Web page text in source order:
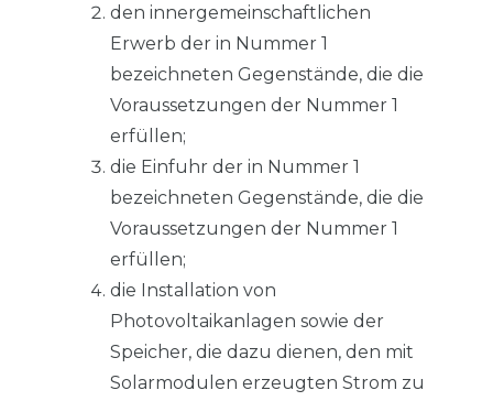
den innergemeinschaftlichen
Erwerb der in Nummer 1
bezeichneten Gegenstände, die die
Voraussetzungen der Nummer 1
erfüllen;
die Einfuhr der in Nummer 1
bezeichneten Gegenstände, die die
Voraussetzungen der Nummer 1
erfüllen;
die Installation von
Photovoltaikanlagen sowie der
Speicher, die dazu dienen, den mit
Solarmodulen erzeugten Strom zu